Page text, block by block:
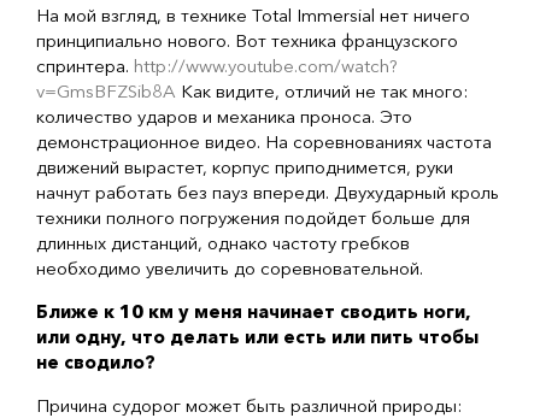
На мой взгляд, в технике Total Immersial нет ничего
принципиально нового. Вот техника французского
спринтера. http://www.youtube.com/watch?
v=GmsBFZSib8A Как видите, отличий не так много:
количество ударов и механика проноса. Это
демонстрационное видео. На соревнованиях частота
движений вырастет, корпус приподнимется, руки
начнут работать без пауз впереди. Двухударный кроль
техники полного погружения подойдет больше для
длинных дистанций, однако частоту гребков
необходимо увеличить до соревновательной.
Ближе к 10 км у меня начинает сводить ноги,
или одну, что делать или есть или пить чтобы
не сводило?
Причина судорог может быть различной природы: